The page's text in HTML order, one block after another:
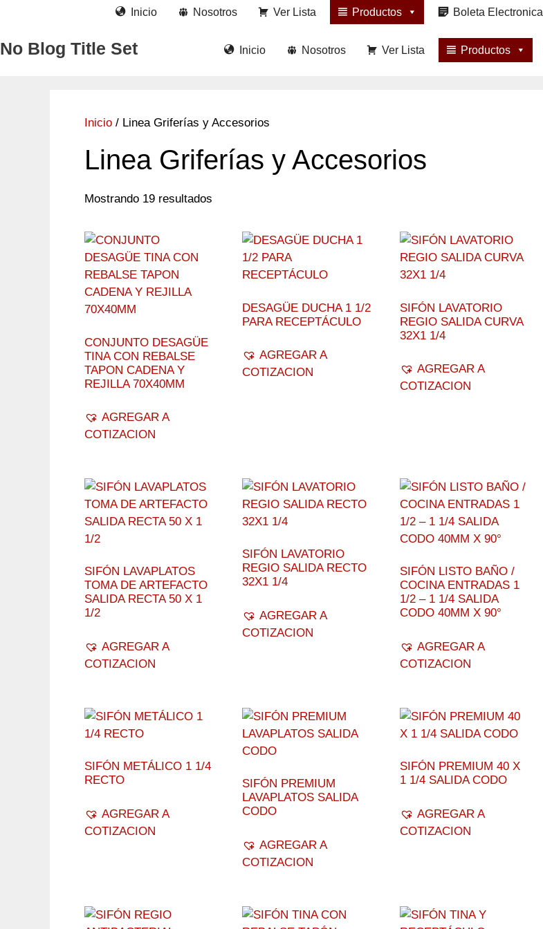
contenido
Inicio Nosotros Ver Lista Productos Boleta Electronica
No Blog Title Set Inicio Nosotros Ver Lista Productos
Inicio / Linea Griferías y Accesorios
Linea Griferías y Accesorios
Mostrando 19 resultados
CONJUNTO DESAGÜE
TINA CON REBALSE
TAPON CADENA Y
REJILLA 70X40MM
AGREGAR A
COTIZACION
DESAGÜE DUCHA 1 1/2
PARA RECEPTÁCULO
AGREGAR A
COTIZACION
SIFÓN LAVATORIO
REGIO SALIDA CURVA
32X1 1/4
AGREGAR A
COTIZACION
SIFÓN LAVAPLATOS
TOMA DE ARTEFACTO
SALIDA RECTA 50 X 1
1/2
AGREGAR A
COTIZACION
SIFÓN LAVATORIO
REGIO SALIDA RECTO
32X1 1/4
AGREGAR A
COTIZACION
SIFÓN LISTO BAÑO /
COCINA ENTRADAS 1
1/2 – 1 1/4 SALIDA
CODO 40MM X 90°
AGREGAR A
COTIZACION
SIFÓN METÁLICO 1 1/4
RECTO
AGREGAR A
COTIZACION
SIFÓN PREMIUM
LAVAPLATOS SALIDA
CODO
AGREGAR A
COTIZACION
SIFÓN PREMIUM 40 X
1 1/4 SALIDA CODO
AGREGAR A
COTIZACION